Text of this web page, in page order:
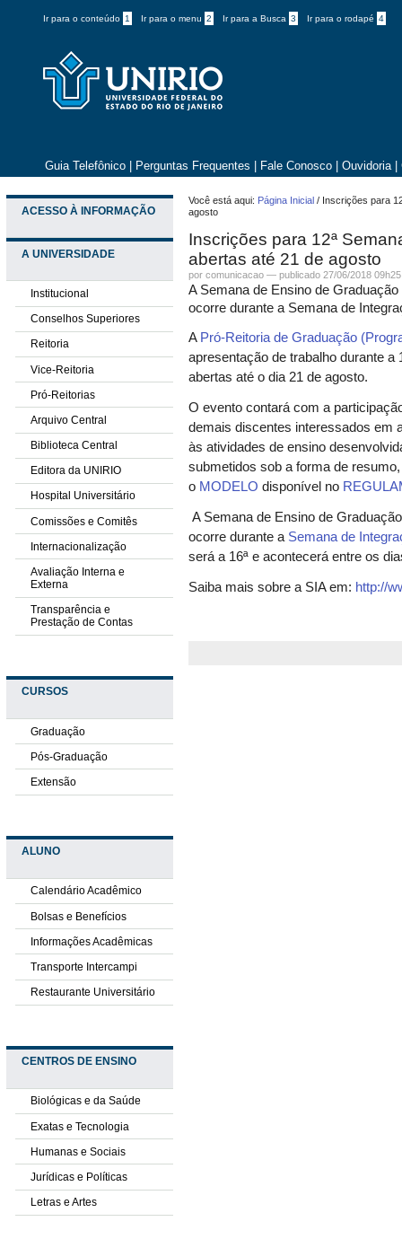
Ir para o conteúdo 1 Ir para o menu 2 Ir para a Busca 3 Ir para o rodapé 4
Guia Telefônico Perguntas Frequentes Fale Conosco Ouvidoria
ACESSO À INFORMAÇÃO
A UNIVERSIDADE
Institucional
Conselhos Superiores
Reitoria
Vice-Reitoria
Pró-Reitorias
Arquivo Central
Biblioteca Central
Editora da UNIRIO
Hospital Universitário
Comissões e Comitês
Internacionalização
Avaliação Interna e
Externa
Transparência e
Prestação de Contas
CURSOS
Graduação
Pós-Graduação
Extensão
ALUNO
Calendário Acadêmico
Bolsas e Benefícios
Informações Acadêmicas
Transporte Intercampi
Restaurante Universitário
CENTROS DE ENSINO
Biológicas e da Saúde
Exatas e Tecnologia
Humanas e Sociais
Jurídicas e Políticas
Letras e Artes
Você está aqui: Página Inicial / Inscrições para
agosto
Inscrições para 12ª
abertas até 21 de agosto
por comunicacao —publicado 27/06/2018
A Semana de Ensino de
ocorre durante a Semana de
A Pró-Reitoria de Graduação
apresentação de trabalho durante
abertas até o dia 21 de agosto.
O evento contará com a
demais discentes interessados em
às atividades de ensino
submetidos sob a forma de
o MODELO disponível no
A Semana de Ensino de
ocorre durante a Semana de
será a 16ª e acontecerá entre os
Saiba mais sobre a SIA em: http://